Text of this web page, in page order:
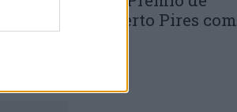
Inovação J. Norberto Pires com